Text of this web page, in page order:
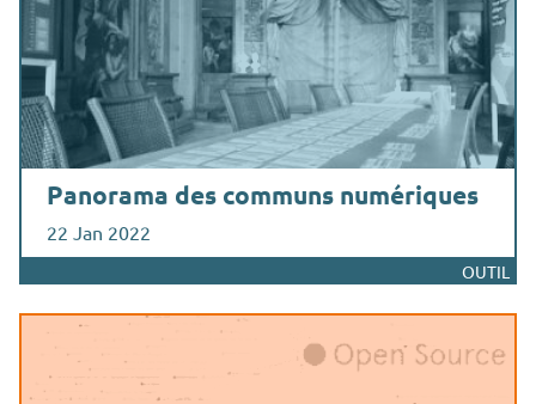
Panorama des communs numériques
22 Jan 2022
OUTIL